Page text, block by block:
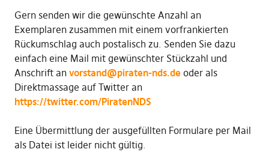
Gern senden wir die gewünschte Anzahl an
Exemplaren zusammen mit einem vorfrankierten
Rückumschlag auch postalisch zu. Senden Sie dazu
einfach eine Mail mit gewünschter Stückzahl und
Anschrift an vorstand@piraten-nds.deoder als
Direktmassage auf Twitter an
https://twitter.com/PiratenNDS
Eine Übermittlung der ausgefüllten Formulare per Mail
als Datei ist leider nicht gültig.